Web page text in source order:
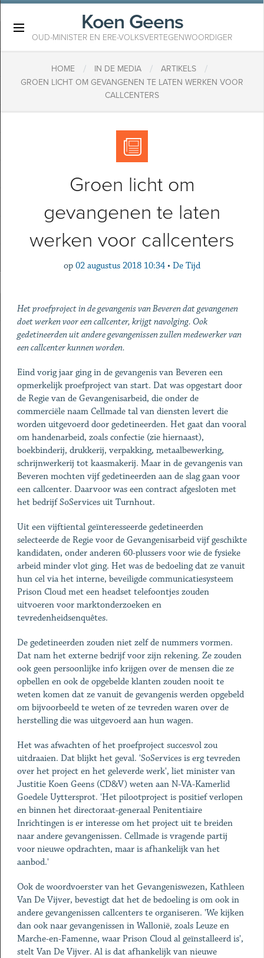
Koen Geens
OUD-MINISTER EN ERE-VOLKSVERTEGENWOORDIGER
HOME / IN DE MEDIA / ARTIKELS /
​GROEN LICHT OM GEVANGENEN TE LATEN WERKEN VOOR
CALLCENTERS
​Groen licht om
gevangenen te laten
werken voor callcenters
op 02 augustus 2018 10:34 • De Tijd
Het proefproject in de gevangenis van Beveren dat gevangenen
doet werken voor een callcenter, krijgt navolging. Ook
gedetineerden uit andere gevangenissen zullen medewerker van
een callcenter kunnen worden.
Eind vorig jaar ging in de gevangenis van Beveren een
opmerkelijk proefproject van start. Dat was opgestart door
de Regie van de Gevangenisarbeid, die onder de
commerciële naam Cellmade tal van diensten levert die
worden uitgevoerd door gedetineerden. Het gaat dan vooral
om handenarbeid, zoals confectie (zie hiernaast),
boekbinderij, drukkerij, verpakking, metaalbewerking,
schrijnwerkerij tot kaasmakerij. Maar in de gevangenis van
Beveren mochten vijf gedetineerden aan de slag gaan voor
een callcenter. Daarvoor was een contract afgesloten met
het bedrijf SoServices uit Turnhout.
Uit een vijftiental geïnteresseerde gedetineerden
selecteerde de Regie voor de Gevangenisarbeid vijf geschikte
kandidaten, onder anderen 60-plussers voor wie de fysieke
arbeid minder vlot ging. Het was de bedoeling dat ze vanuit
hun cel via het interne, beveiligde communicatiesysteem
Prison Cloud met een headset telefoontjes zouden
uitvoeren voor marktonderzoeken en
tevredenheidsenquêtes.
De gedetineerden zouden niet zelf de nummers vormen.
Dat nam het externe bedrijf voor zijn rekening. Ze zouden
ook geen persoonlijke info krijgen over de mensen die ze
opbellen en ook de opgebelde klanten zouden nooit te
weten komen dat ze vanuit de gevangenis werden opgebeld
om bijvoorbeeld te weten of ze tevreden waren over de
herstelling die was uitgevoerd aan hun wagen.
Het was afwachten of het proefproject succesvol zou
uitdraaien. Dat blijkt het geval. 'SoServices is erg tevreden
over het project en het geleverde werk', liet minister van
Justitie Koen Geens (CD&V) weten aan N-VA-Kamerlid
Goedele Uyttersprot. 'Het pilootproject is positief verlopen
en binnen het directoraat-generaal Penitentiaire
Inrichtingen is er interesse om het project uit te breiden
naar andere gevangenissen. Cellmade is vragende partij
voor nieuwe opdrachten, maar is afhankelijk van het
aanbod.'
Ook de woordvoerster van het Gevangeniswezen, Kathleen
Van De Vijver, bevestigt dat het de bedoeling is om ook in
andere gevangenissen callcenters te organiseren. 'We kijken
dan ook naar gevangenissen in Wallonië, zoals Leuze en
Marche-en-Famenne, waar Prison Cloud al geïnstalleerd is',
stelt Van De Vijver. Al is dat afhankelijk van nieuwe